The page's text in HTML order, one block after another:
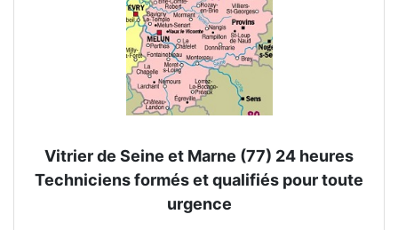
Vitrier de Seine et Marne (77) 24 heures
Techniciens formés et qualifiés pour toute
urgence